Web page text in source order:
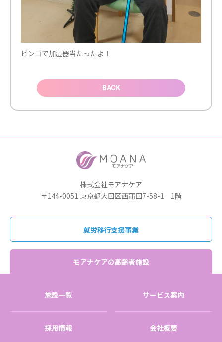
ビンゴで加湿器当たったよ！
BACK
株式会社モアナケア
〒144-0051 東京都大田区西蒲田7-58-1 1階
就労移行支援事業
モアナケアの高齢者施設
施設一覧 サービス案内
採用情報 会社概要